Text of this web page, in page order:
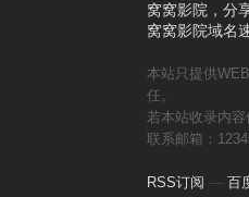
窝窝影院，分
窝窝影院域名
本站只提供
任。
若本站收录内容
联系邮箱：
RSS订阅 — 百